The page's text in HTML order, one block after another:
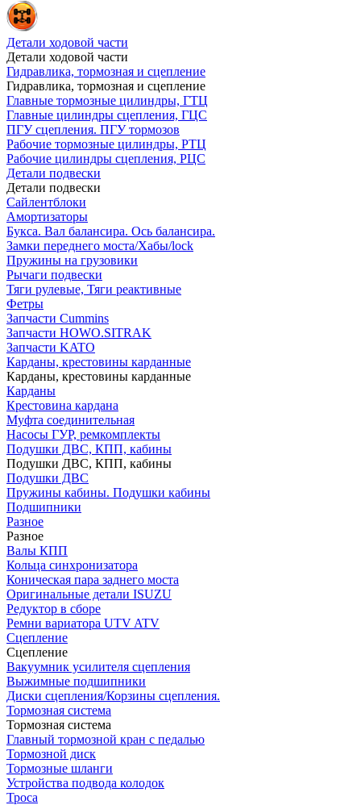
Детали ходовой части
Детали ходовой части
Гидравлика, тормозная и сцепление
Гидравлика, тормозная и сцепление
Главные тормозные цилиндры, ГТЦ
Главные цилиндры сцепления, ГЦС
ПГУ сцепления. ПГУ тормозов
Рабочие тормозные цилиндры, РТЦ
Рабочие цилиндры сцепления, РЦС
Детали подвески
Детали подвески
Cайлентблоки
Амортизаторы
Букса. Вал балансира. Ось балансира.
Замки переднего моста/Хабы/lock
Пружины на грузовики
Рычаги подвески
Тяги рулевые, Тяги реактивные
Фетры
Запчасти Cummins
Запчасти HOWO.SITRAK
Запчасти KATO
Карданы, крестовины карданные
Карданы, крестовины карданные
Карданы
Крестовина кардана
Муфта соединительная
Насосы ГУР, ремкомплекты
Подушки ДВС, КПП, кабины
Подушки ДВС, КПП, кабины
Подушки ДВС
Пружины кабины. Подушки кабины
Подшипники
Разное
Разное
Валы КПП
Кольца синхронизатора
Коническая пара заднего моста
Оригинальные детали ISUZU
Редуктор в сборе
Ремни вариатора UTV ATV
Сцепление
Сцепление
Вакуумник усилителя сцепления
Выжимные подшипники
Диски сцепления/Корзины сцепления.
Тормозная система
Тормозная система
Главный тормозной кран с педалью
Тормозной диск
Тормозные шланги
Устройства подвода колодок
Троса